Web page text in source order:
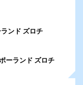
ンド ズロチ
ーランド ズロチ